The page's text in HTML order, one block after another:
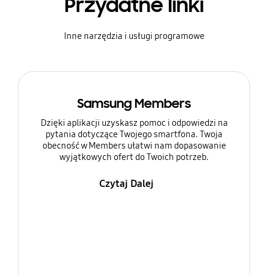
Przydatne linki
Inne narzędzia i usługi programowe
Samsung Members
Dzięki aplikacji uzyskasz pomoc i odpowiedzi na
pytania dotyczące Twojego smartfona. Twoja
obecność w Members ułatwi nam dopasowanie
wyjątkowych ofert do Twoich potrzeb.
Czytaj Dalej